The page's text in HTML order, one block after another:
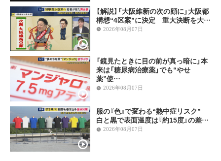
【解説】「大阪維新の次の顔に」大阪都
構想“4区案”に決定 重大決断を大…
2026年08月07日
「鏡見たときに目の前が真っ暗に」本
来は「糖尿病治療薬」でも“やせ
薬”使…
2026年08月07日
服の『色』で変わる“熱中症リスク”
白と黒で表面温度は『約15度』の差…
2026年08月07日